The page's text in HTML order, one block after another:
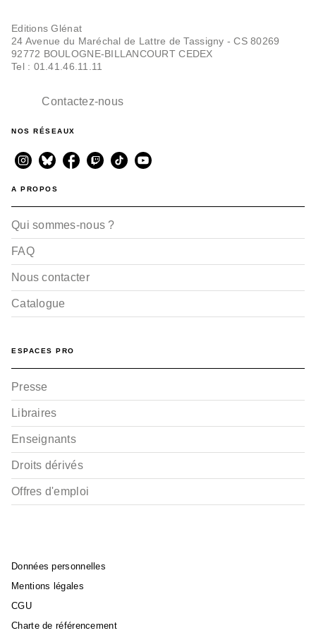
Editions Glénat
24 Avenue du Maréchal de Lattre de Tassigny - CS 80269
92772 BOULOGNE-BILLANCOURT CEDEX
Tel : 01.41.46.11.11
Contactez-nous
NOS RÉSEAUX
A PROPOS
Qui sommes-nous ?
FAQ
Nous contacter
Catalogue
ESPACES PRO
Presse
Libraires
Enseignants
Droits dérivés
Offres d'emploi
Données personnelles
Mentions légales
CGU
Charte de référencement